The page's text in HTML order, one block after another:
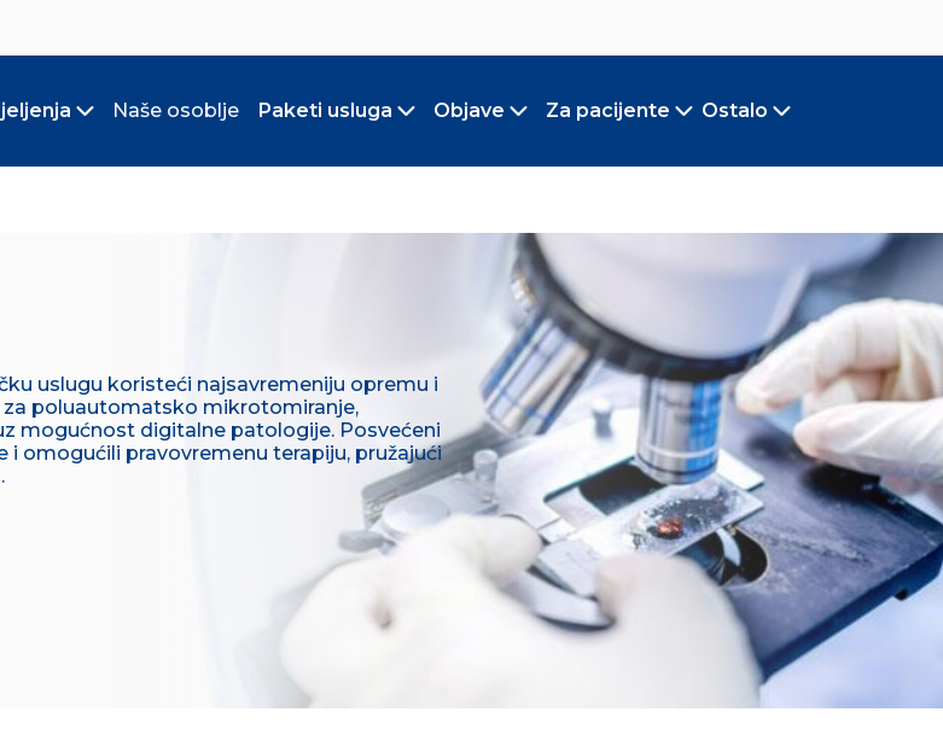
Toggle submenu
Naše osoblje Paketi usluga
Toggle submenu
Objave
Toggle submenu
Za pacijente
Toggle submenu
Ostalo
Toggle
uslugu koristeći najsavremeniju opremu i
poluautomatsko mikrotomiranje,
mogućnost digitalne patologije. Posvećeni
omogućili pravovremenu terapiju, pružajući